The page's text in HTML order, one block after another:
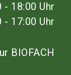
- 18:00 Uhr
- 17:00 Uhr
BIOFACH